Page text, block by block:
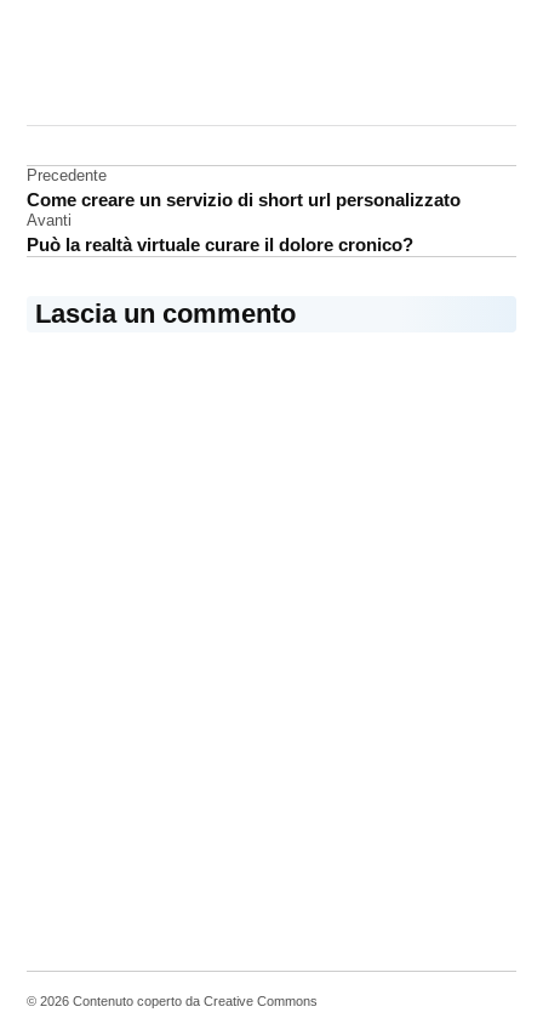
MacBook
Air 2022
Navigazione
articoli
Precedente
Come creare un servizio di short url personalizzato
Avanti
Può la realtà virtuale curare il dolore cronico?
Lascia un commento
© 2026 Contenuto coperto da Creative Commons